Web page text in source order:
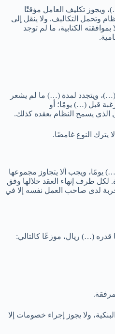
ويجوز تكليف العامل مؤقتًا
وتحمل التكاليف. ولا ينقل إلى
الكتابية، ما لم توجد
ويتجدد لمدة (…) ما لم يشعر
قبل (…) يومًا؛ أو
الذي يسمح النظام بعقده كذلك.
يترك النوع غامضًا.
يومًا، ويجب ألا يتجاوز مجموعها
لكل طرف إنهاء العقد خلالها وفق
لدى صاحب العمل نفسه إلا في
قدره (…) ريال، موزعًا كالتالي:
ولا يجوز إجراء خصومات إلا